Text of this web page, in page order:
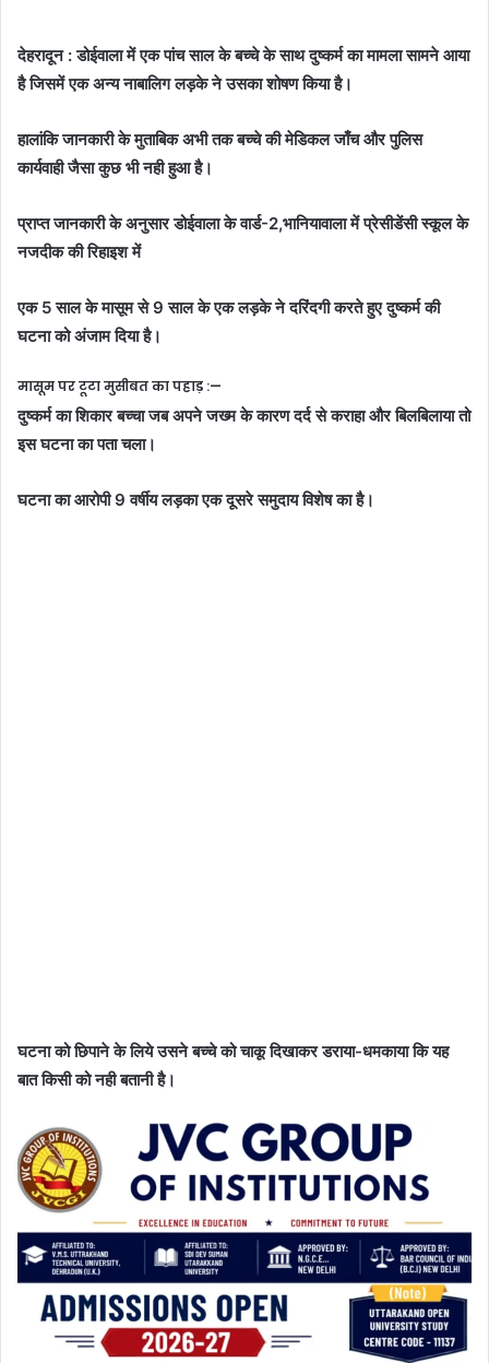
देहरादून : डोईवाला में एक पांच साल के बच्चे के साथ दुष्कर्म का मामला सामने आया
है जिसमें एक अन्य नाबालिग लड़के ने उसका शोषण किया है।
हालांकि जानकारी के मुताबिक अभी तक बच्चे की मेडिकल जाँच और पुलिस
कार्यवाही जैसा कुछ भी नही हुआ है।
प्राप्त जानकारी के अनुसार डोईवाला के वार्ड-2,भानियावाला में प्रेसीडेंसी स्कूल के
नजदीक की रिहाइश में
एक 5 साल के मासूम से 9 साल के एक लड़के ने दरिंदगी करते हुए दुष्कर्म की
घटना को अंजाम दिया है।
मासूम पर टूटा मुसीबत का पहाड़ :—
दुष्कर्म का शिकार बच्चा जब अपने जख्म के कारण दर्द से कराहा और बिलबिलाया तो
इस घटना का पता चला।
घटना का आरोपी 9 वर्षीय लड़का एक दूसरे समुदाय विशेष का है।
घटना को छिपाने के लिये उसने बच्चे को चाकू दिखाकर डराया-धमकाया कि यह
बात किसी को नही बतानी है।